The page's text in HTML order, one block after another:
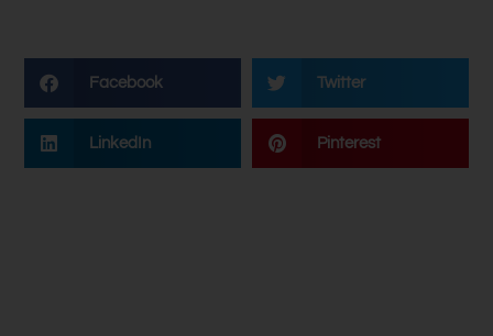
Facebook Twitter
LinkedIn Pinterest